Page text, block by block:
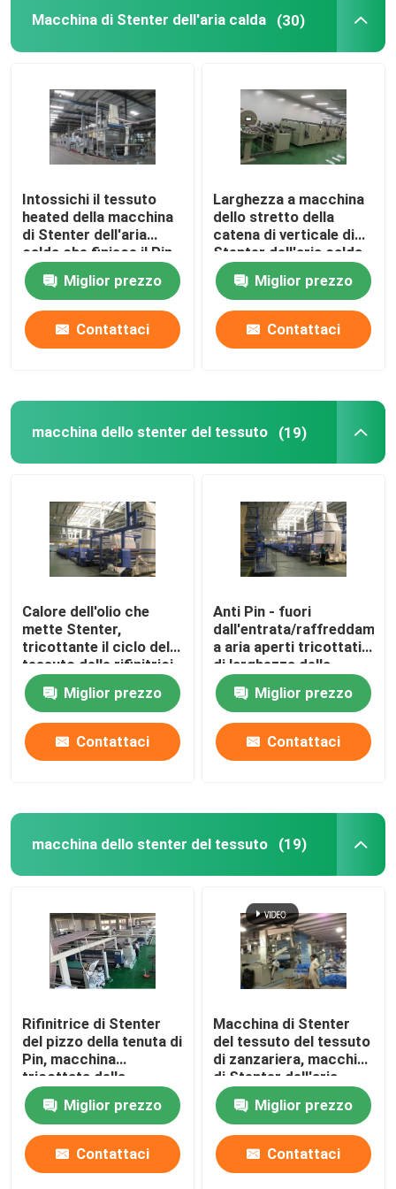
Asciugatrice del cilindro
scaffali metallici di stoccaggio
macchina di mercerizzazione
Gamma di candeggio e di raschiatura
Linea di produzione della fibra di graffetta di
Macchina di Stenter dell'aria calda (30)
Intossichi il tessuto
heated della macchina
di Stenter dell'aria
calda che finisce il Pin
di Stenter/clip
combinatiMiglior prezzo
Contattaci
Larghezza a macchina
dello stretto della
catena di verticale di
Stenter dell'aria calda
automatica su misura
Miglior prezzo
Contattaci
macchina dello stenter del tessuto (19)
Calore dell'olio che
mette Stenter,
tricottante il ciclo del
tessuto delle rifinitrici
ad umidità controllata
Miglior prezzo
Contattaci
Anti Pin - fuori
dall'entrata/
a aria aperti tricottati
di larghezza della
macchina della
regolazione di calore
del tessuto
Miglior prezzo
Contattaci
macchina dello stenter del tessuto (19)
Rifinitrice di Stenter
del pizzo della tenuta di
Pin, macchina
tricottata della
regolazione di calore
del tessutoMiglior prezzo
Contattaci
Macchina di Stenter
del tessuto del tessuto
di zanzariera, macchina
di Stenter dell'aria
calda di tensione bassa
Miglior prezzo
Contattaci